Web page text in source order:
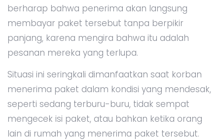
berharap bahwa penerima akan langsung
membayar paket tersebut tanpa berpikir
panjang, karena mengira bahwa itu adalah
pesanan mereka yang terlupa.
Situasi ini seringkali dimanfaatkan saat korban
menerima paket dalam kondisi yang mendesak,
seperti sedang terburu-buru, tidak sempat
mengecek isi paket, atau bahkan ketika orang
lain di rumah yang menerima paket tersebut.